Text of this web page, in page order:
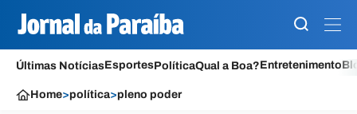
Últimas NotíciasEsportesPolíticaQual a Boa?Entretenimento
Home>política>pleno poder